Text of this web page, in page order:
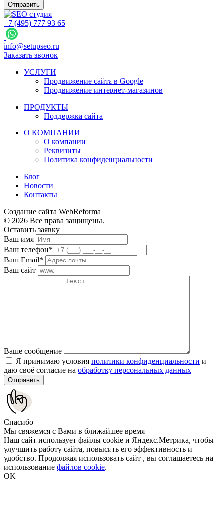
Отправить
+7 (495) 777 93 65
info@setupseo.ru
Заказать звонок
УСЛУГИ
Продвижение сайта в Google
Продвижение интернет-магазинов
ПРОДУКТЫ
Поддержка сайта
О КОМПАНИИ
О компании
Реквизиты
Политика конфиденциальности
Блог
Новости
Контакты
Создание сайта WebReforma
© 2026 Все права защищены.
Оставить заявку
Ваш имя
Ваш телефон*
Ваш Email*
Ваш сайт
Ваше сообщение
Я принимаю условия политики конфиденциальности и
даю своё согласие на обработку персональных данных
Отправить
Спасибо
Мы свяжемся с Вами в ближайшее время
Наш сайт использует файлы cookie и Яндекс.Метрика, чтобы
улучшить работу сайта, повысить его эффективность и
удобство. Продолжая использовать сайт , вы соглашаетесь на
использование файлов cookie.
OK